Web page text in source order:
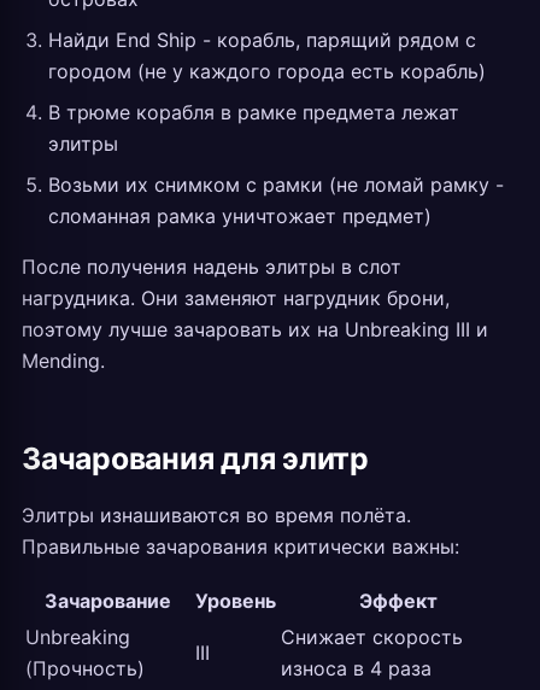
Найди End Ship - корабль, парящий рядом с
городом (не у каждого города есть корабль)
В трюме корабля в рамке предмета лежат
элитры
Возьми их снимком с рамки (не ломай рамку -
сломанная рамка уничтожает предмет)
После получения надень элитры в слот
нагрудника. Они заменяют нагрудник брони,
поэтому лучше зачаровать их на Unbreaking III и
Mending.
Зачарования для элитр
Элитры изнашиваются во время полёта.
Правильные зачарования критически важны:
Зачарование Уровень
Эффект
Unbreaking
(Прочность)
III
Снижает скорость
износа в 4 раза